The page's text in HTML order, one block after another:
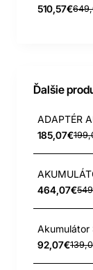
510,57€
Ďalšie
ADAPTÉR
185,07€
464,07€
Akumulátor
92,07€